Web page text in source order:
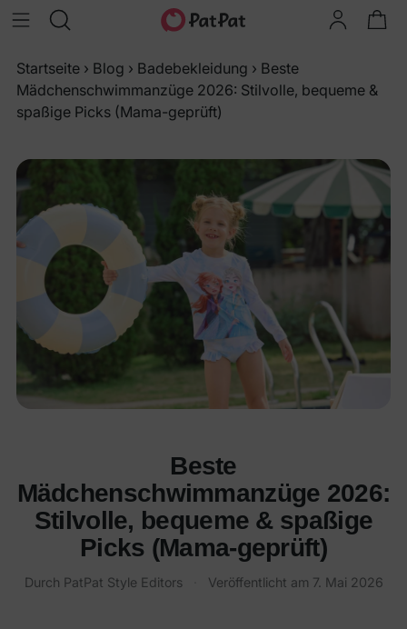
Startseite › Blog › Badebekleidung › Beste
Mädchenschwimmanzüge 2026: Stilvolle, bequeme &
spaßige Picks (Mama-geprüft)
Beste
Mädchenschwimmanzüge 2026:
Stilvolle, bequeme & spaßige
Picks (Mama-geprüft)
Durch PatPat Style Editors Veröffentlicht am 7. Mai 2026